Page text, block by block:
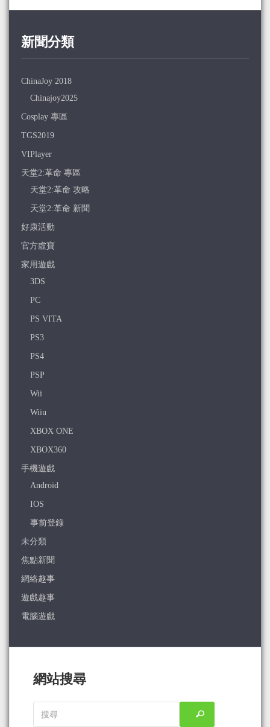
新聞分類
ChinaJoy 2018
Chinajoy2025
Cosplay 專區
TGS2019
VIPlayer
天堂2:革命 專區
天堂2:革命 攻略
天堂2:革命 新聞
好康活動
官方虛寶
家用遊戲
3DS
PC
PS VITA
PS3
PS4
PSP
Wii
Wiiu
XBOX ONE
XBOX360
手機遊戲
Android
IOS
事前登錄
未分類
焦點新聞
網絡趣事
遊戲趣事
電腦遊戲
網站搜尋